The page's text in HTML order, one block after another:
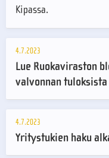
Kipassa.
4.7.2023
Lue Ruokaviraston
valvonnan tuloksista
4.7.2023
Yritystukien haku